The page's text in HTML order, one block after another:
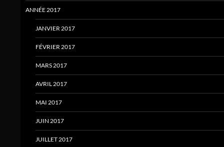
ANNÉE 2017
JANVIER 2017
FÉVRIER 2017
MARS 2017
AVRIL 2017
MAI 2017
JUIN 2017
JUILLET 2017